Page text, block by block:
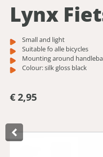
Lynx
Small and light
Suitable fo alle bicycles
Mounting around
Colour: silk gloss black
€ 2,95